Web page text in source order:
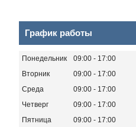
График работы
Понедельник 09:00
17:00
Вторник
09:00
17:00
Среда
09:00
17:00
Четверг
09:00
17:00
Пятница
09:00
17:00